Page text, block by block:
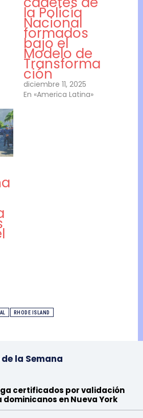
la Policía
Nacional
formados
bajo el
Modelo de
Transforma
ción
diciembre 11, 2025
En «America Latina»
RHODE ISLAND
la Semana
certificados por validación
en Nueva York